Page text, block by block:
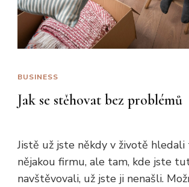
BUSINESS
Jak se stěhovat bez problémů
Jistě už jste někdy v životě hledali
nějakou firmu, ale tam, kde jste
navštěvovali, už jste ji nenašli.